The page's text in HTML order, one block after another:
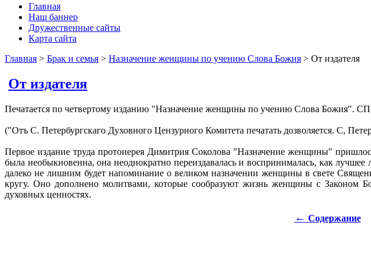
Главная
Наш баннер
Дружественные сайты
Карта сайта
Главная > Брак и семья > Назначение женщины по учению Слова Божия > От издателя
От издателя
Печатается по четвертому изданию "Назначение женщины по учению Слова Божия".
("Отъ С. Петербургскаго Духовного Цензурного Комитета печатать дозволяется. С,
Первое издание труда протоиерея Димитрия Соколова "Назначение женщины"
была необыкновенна, она неоднократно переиздавалась и воспринималась, как
далеко не лишним будет напоминание о великом назначении женщины в свете
кругу. Оно дополнено молитвами, которые сообразуют жизнь женщины с Законом
духовных ценностях.
← Содержание